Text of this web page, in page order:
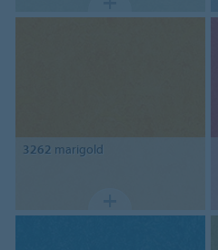
3262 marigold